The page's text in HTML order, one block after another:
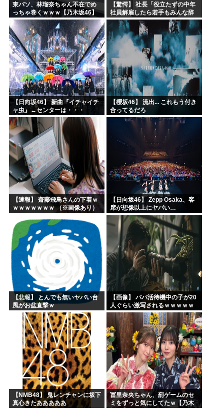
東パソ、林瑠奈ちゃん不在でめ
っちゃ巻くｗｗｗ【乃木坂46】
【驚愕】 社長「役立たずの中年
社員解雇したら若手もみんな辞
めてしまった…」
【日向坂46】 新曲『イチャイチ
ャ虫』←センターは・・・
【18thシングル】
【櫻坂46】 流出... これもう付き
合ってるだろ
【速報】 齋藤飛鳥さんの下着ｗ
ｗｗｗｗｗｗｗ （※画像あり）
【日向坂46】 Zepp Osaka、客
席が想像以上にヤバい…
【悲報】 とんでも無いヤバい台
風がお盆直撃ｗ
【画像】 パパ活待機中の子が20
人ぐらい激写されるｗｗｗｗｗ
ｗｗｗｗｗｗ
【NMB48】 鬼レンチャンに坂下
真心きたあああああ
冨里奈央ちゃん、罰ゲームのセ
ミをずっと気にしてたｗ【乃木